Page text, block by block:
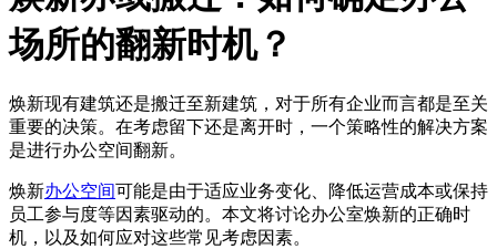
场所的翻新时机？
焕新现有建筑还是搬迁至新建筑，对于所有企业而言都是至关
重要的决策。在考虑留下还是离开时，一个策略性的解决方案
是进行办公空间翻新。
焕新办公空间可能是由于适应业务变化、降低运营成本或保持
员工参与度等因素驱动的。本文将讨论办公室焕新的正确时
机，以及如何应对这些常见考虑因素。